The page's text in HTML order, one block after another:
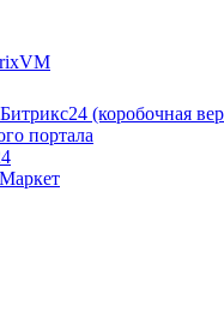
(коробочная
портала